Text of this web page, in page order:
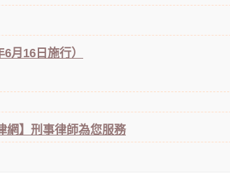
月16日施行）
網】刑事律師為您服務